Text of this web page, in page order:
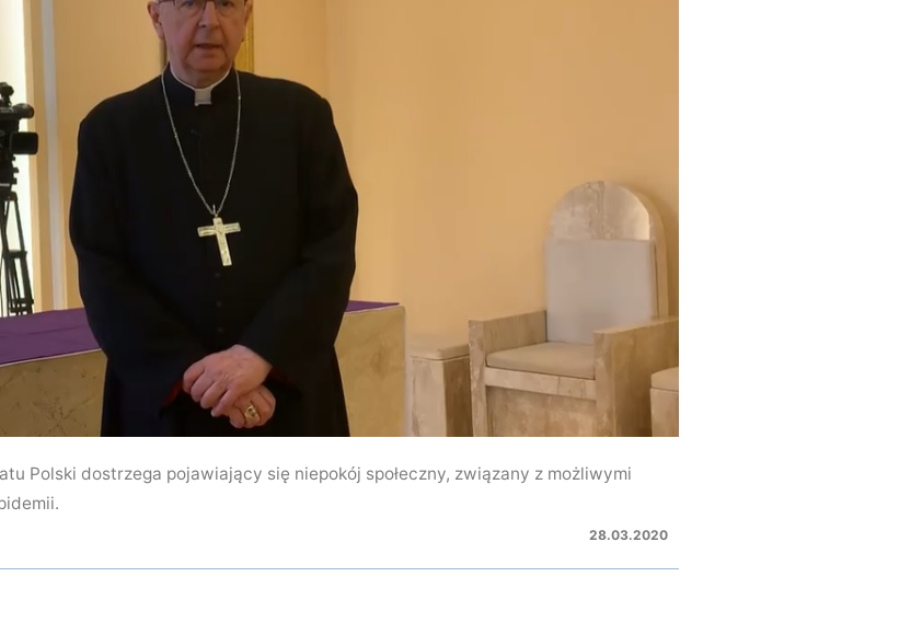
Polski dostrzega pojawiający się niepokój społeczny, związany z możliwymi
28.03.2020